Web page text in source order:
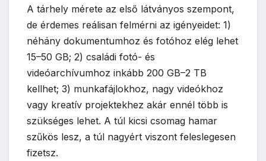
A tárhely mérete az első látványos szempont,
de érdemes reálisan felmérni az igényeidet: 1)
néhány dokumentumhoz és fotóhoz elég lehet
15–50 GB; 2) családi fotó- és
videóarchívumhoz inkább 200 GB–2 TB
kellhet; 3) munkafájlokhoz, nagy videókhoz
vagy kreatív projektekhez akár ennél több is
szükséges lehet. A túl kicsi csomag hamar
szűkös lesz, a túl nagyért viszont feleslegesen
fizetsz.